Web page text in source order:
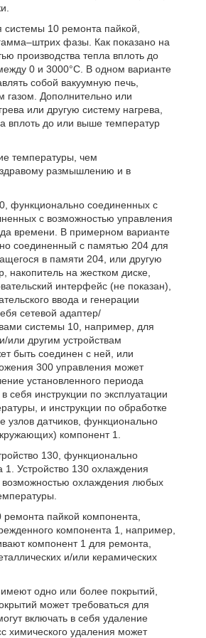
10 ремонта пайкой,
фазы. Как показано на
производства тепла вплоть до
0 и 3000°C. В одном варианте
собой вакуумную печь,
газом. Дополнительно или
или другую систему нагрева,
вплоть до или выше температур
температуры, чем
размышлению и в
функционально соединенных с
с возможностью управления
времени. В примерном варианте
соединенный с памятью 204 для
в памяти 204, или другую
на жестком диске,
интерфейс (не показан),
ввода и генерации
сетевой адаптер/
системы 10, например, для
другим устройствам
быть соединен с ней, или
300 управления может
установленного периода
инструкции по эксплуатации
и инструкции по обработке
датчиков, функционально
компонент 1.
130, функционально
Устройство 130 охлаждения
возможностью охлаждения любых
пайкой компонента,
компонента 1, например,
компонент 1 для ремонта,
и/или керамических
одно или более покрытий,
может требоваться для
включать в себя удаление
химического удаления может